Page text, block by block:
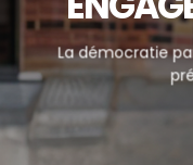
La démocratie